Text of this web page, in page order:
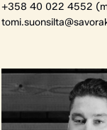
+358 40 022 4552